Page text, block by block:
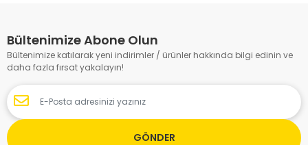
Bültenimize Abone Olun
Bültenimize katılarak yeni indirimler / ürünler hakkında bilgi edinin ve
daha fazla fırsat yakalayın!
GÖNDER